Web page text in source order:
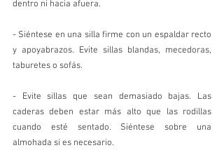
dentro ni hacia afuera.
- Siéntese en una silla firme con un espaldar recto
y apoyabrazos. Evite sillas blandas, mecedoras,
taburetes o sofás.
- Evite sillas que sean demasiado bajas. Las
caderas deben estar más alto que las rodillas
cuando esté sentado. Siéntese sobre una
almohada si es necesario.